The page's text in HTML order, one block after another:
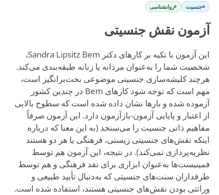
جنسیت روانشناسی
آزمون نقش جنسیتی
این آزمون با تکیه بر کارهای دکتر Sandra Lipsitz Bem،
شخصیت شما را به‌عنوان مردانه یا زنانه طبقه‌بندی می‌کند.
هرچند کلیشه‌سازی جنسیتی موضوعی بحث‌برانگیز است،
مهم است که توجه شود کارهای Bem در چندین کشور
آزموده شده و بارها نشان داده شده است که سطوح بالایی
از اعتبار و پایایی آزمون-بازآزمون دارد. این آزمون صرفاً
مفاهیم ذاتی جنسیت را می‌سنجد (به این معنا که درباره
اینکه نقش‌های جنسیتی زیستی، فرهنگی یا هر دو هستند
نظریه‌پردازی نمی‌کند). در نتیجه، این آزمون هم توسط
فمینیست‌ها به‌عنوان ابزاری برای نقد فرهنگی و هم توسط
طرفداران سنت‌های جنسیتی که به‌دنبال تأیید طبیعی و
وراثتی بودن نقش‌های جنسیتی هستند، استفاده شده است.